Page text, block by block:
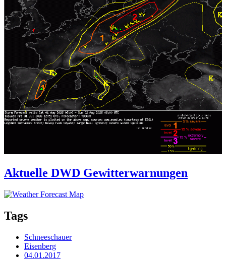
Aktuelle DWD Gewitterwarnungen
Tags
Schneeschauer
Eisenberg
04.01.2017